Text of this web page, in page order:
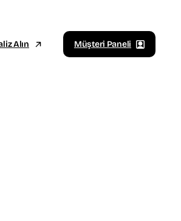
Alın Müşteri Paneli